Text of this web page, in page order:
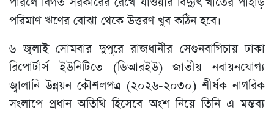
পরিমাণ ঋণের বোঝা থেকে উত্তরণ খুব কঠিন হবে।
৬ জুলাই সোমবার দুপুরে রাজধানীর সেগুনবাগিচায় ঢাকা
রিপোর্টার্স ইউনিটিতে (ডিআরইউ) জাতীয় নবায়নযোগ্য
জ্বালানি উন্নয়ন কৌশলপত্র (২০২৬-২০৩০) শীর্ষক নাগরিক
সংলাপে প্রধান অতিথি হিসেবে অংশ নিয়ে তিনি এ মন্তব্য